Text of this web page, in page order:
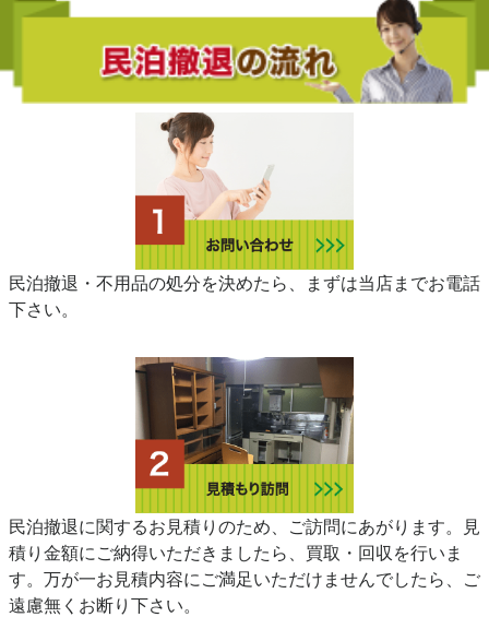
民泊撤退・不用品の処分を決めたら、まずは当店までお電話
下さい。
民泊撤退に関するお見積りのため、ご訪問にあがります。見
積り金額にご納得いただきましたら、買取・回収を行いま
す。万が一お見積内容にご満足いただけませんでしたら、ご
遠慮無くお断り下さい。